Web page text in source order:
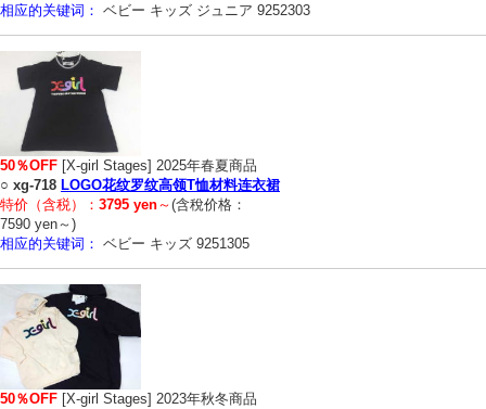
相应的关键词： ベビー キッズ ジュニア 9252303
50％OFF [X-girl Stages] 2025年春夏商品
○ xg-718 LOGO花纹罗纹高领T恤材料连衣裙
特价（含税）： 3795 yen～(含稅价格：
7590 yen～)
相应的关键词： ベビー キッズ 9251305
50％OFF [X-girl Stages] 2023年秋冬商品